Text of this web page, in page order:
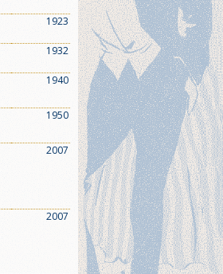
1923
1932
1940
1950
2007
2007